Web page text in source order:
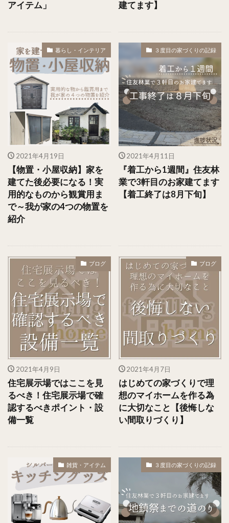
アイテム」 建てます】
暮らし・インテリア
2021年4月19日
【物置・小屋収納】家を
建てた後必要になる！実
用的なものから観賞用ま
で～我が家の4つの物置を
紹介
３度目の家づくりの記録
2021年4月11日
『着工から1週間』住友林
業で3軒目のお家建てます
【着工終了は8月下旬】
ブログ
2021年4月9日
住宅展示場ではここを見
るべき！住宅展示場で確
認するべきポイント・設
備一覧
ブログ
2021年4月7日
はじめての家づくりで理
想のマイホームを作る為
に大切なこと【後悔しな
い間取りづくり】
雑貨・アイテム ３度目の家づくりの記録